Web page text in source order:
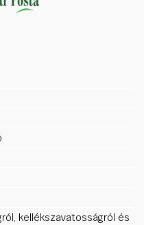
kellékszavatosságról és